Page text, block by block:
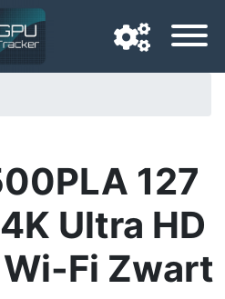
127
Ultra HD
Fi Zwart